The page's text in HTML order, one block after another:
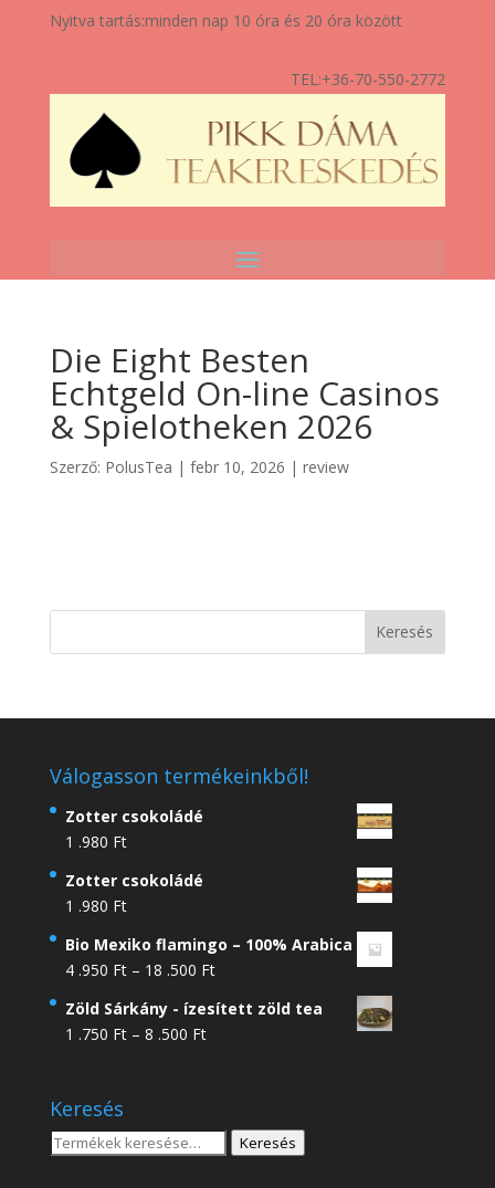
Nyitva tartás:minden nap 10 óra és 20 óra között
TEL:+36-70-550-2772
Die Eight Besten
Echtgeld On-line Casinos
& Spielotheken 2026
Szerző: PolusTea | febr 10, 2026 | review
Válogasson termékeinkből!
Zotter csokoládé
1 .980 Ft
Zotter csokoládé
1 .980 Ft
Bio Mexiko flamingo – 100% Arabica
4 .950 Ft – 18 .500 FtÁrtartomány:
.950 Ft
Zöld Sárkány - ízesített zöld tea
1 .750 Ft – 8 .500 FtÁrtartomány:
8
.500 Ft
Keresés
Keresés
Keresés